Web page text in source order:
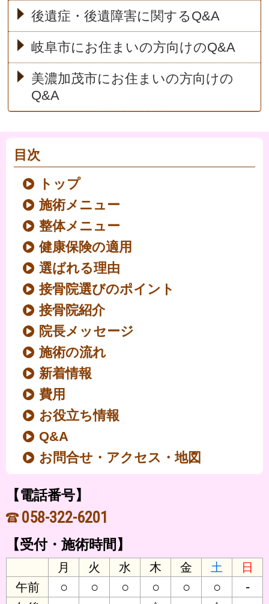
後遺症・後遺障害に関するQ&A
岐阜市にお住まいの方向けのQ&A
美濃加茂市にお住まいの方向けの
Q&A
目次
トップ
施術メニュー
整体メニュー
健康保険の適用
選ばれる理由
接骨院選びのポイント
接骨院紹介
院長メッセージ
施術の流れ
新着情報
費用
お役立ち情報
Q&A
お問合せ・アクセス・地図
【電話番号】
058-322-6201
【受付・施術時間】
月 火 水 木 金 土
日
午前
○ ○ ○ ○ ○ ○ -